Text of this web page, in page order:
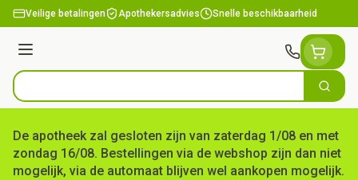
Ga naar de inhoud
Veilige betalingen Apothekersadvies Snelle beschikbaarheid
Menu
Product, merk, categorie... Zoek
De apotheek zal gesloten zijn van zaterdag 1/08 en met
zondag 16/08. Bestellingen via de webshop zijn dan niet
mogelijk, via de automaat blijven wel aankopen mogelijk.